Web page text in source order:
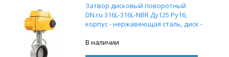
Затвор дисковый поворотный
DN.ru 316L-316L-NBR Ду125 Ру16,
корпус - нержавеющая сталь, диск -
NBR, с электроприводом DN.ru-010
В наличии